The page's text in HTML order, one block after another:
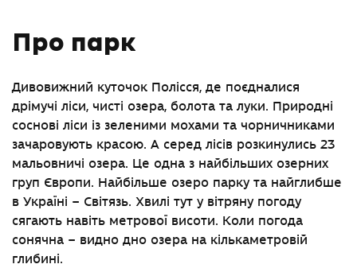
Про парк
Дивовижний куточок Полісся, де поєдналися
дрімучі ліси, чисті озера, болота та луки. Природні
соснові ліси із зеленими мохами та чорничниками
зачаровують красою. А серед лісів розкинулись 23
мальовничі озера. Це одна з найбільших озерних
груп Європи. Найбільше озеро парку та найглибше
в Україні – Світязь. Хвилі тут у вітряну погоду
сягають навіть метрової висоти. Коли погода
сонячна – видно дно озера на кількаметровій
глибині.